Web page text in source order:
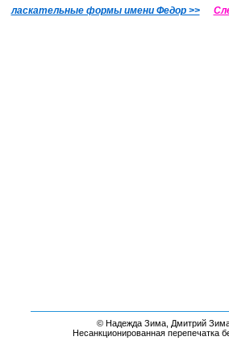
ласкательные формы имени Федор >>
© Надежда Зима, Дмитрий
Несанкционированная перепечатка